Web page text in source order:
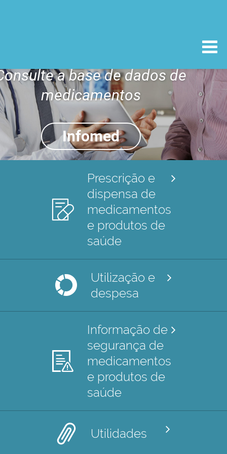
a base de dados de
medicamentos
Infomed
Prescrição e
dispensa de
medicamentos
e produtos de
saúde
Utilização e
despesa
Informação de
segurança de
medicamentos
e produtos de
saúde
Utilidades